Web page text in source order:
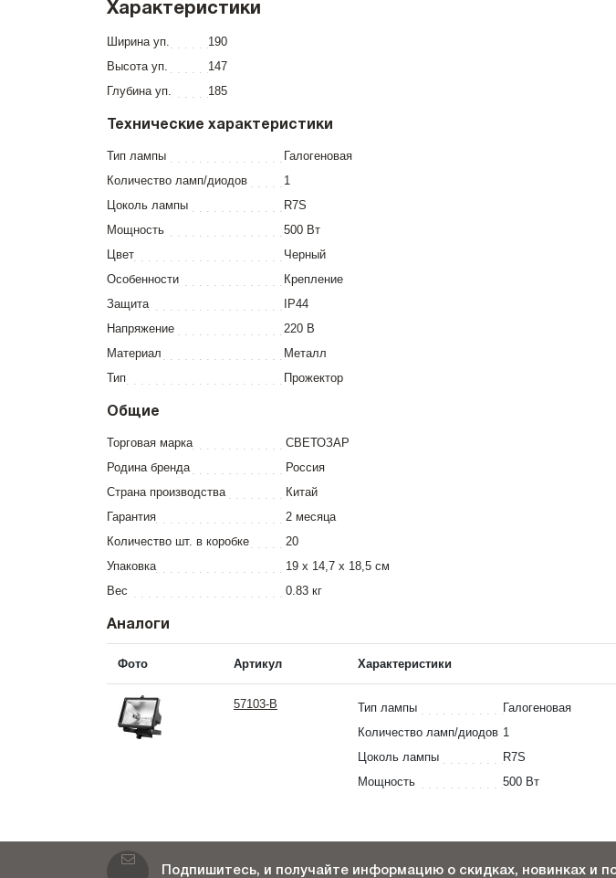
Характеристики
Ширина уп.
190
Высота уп.
147
Глубина уп.
185
Технические характеристики
Тип лампы
Галогеновая
Количество ламп/диодов
1
Цоколь лампы
R7S
Мощность
500 Вт
Цвет
Черный
Особенности
Крепление
Защита
IP44
Напряжение
220 В
Материал
Металл
Тип
Прожектор
Общие
Торговая марка
СВЕТОЗАР
Родина бренда
Россия
Страна производства
Китай
Гарантия
2 месяца
Количество шт. в коробке
20
Упаковка
19 x 14,7 x 18,5 см
Вес
0.83 кг
Аналоги
Фото Артикул Характеристики
57103-B Тип лампы
Галогеновая
Количество ламп/диодов 1
Цоколь лампы
R7S
Мощность
500 Вт
Подпишитесь, и получайте информацию о скидках, новинках и